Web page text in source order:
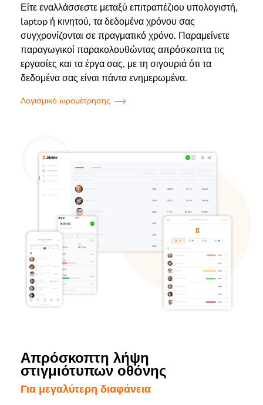
Είτε εναλλάσσεστε μεταξύ επιτραπέζιου υπολογιστή,
laptop ή κινητού, τα δεδομένα χρόνου σας
συγχρονίζονται σε πραγματικό χρόνο. Παραμείνετε
παραγωγικοί παρακολουθώντας απρόσκοπτα τις
εργασίες και τα έργα σας, με τη σιγουριά ότι τα
δεδομένα σας είναι πάντα ενημερωμένα.
Λογισμικό ωρομέτρησης
Απρόσκοπτη λήψη
στιγμιότυπων οθόνης
Για μεγαλύτερη διαφάνεια